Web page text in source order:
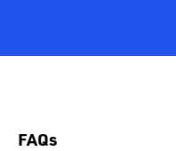
FAQs